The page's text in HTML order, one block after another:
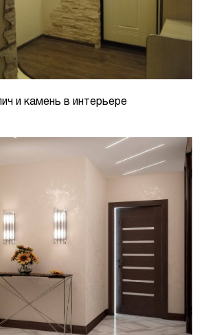
и камень в интерьере